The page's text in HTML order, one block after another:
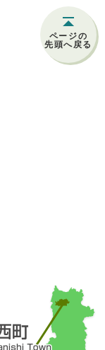
ページの
先頭へ戻る